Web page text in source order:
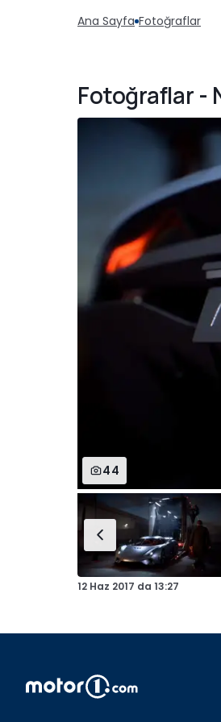
Ana Sayfa Fotoğraflar
Fotoğraflar -
44
12 Haz 2017 da 13:27